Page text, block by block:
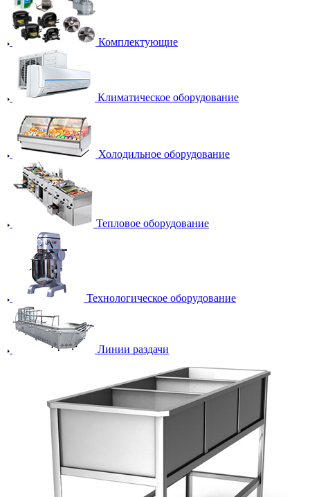
Комплектующие
Климатическое оборудование
Холодильное оборудование
Тепловое оборудование
Технологическое оборудование
Линии раздачи